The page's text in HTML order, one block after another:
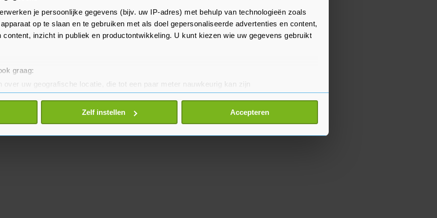
je persoonlijke gegevens (bijv. uw IP-adres) met behulp van technologieën zoals
op te slaan en te gebruiken met als doel gepersonaliseerde advertenties en content,
content, inzicht in publiek en productontwikkeling. U kunt kiezen wie uw gegevens gebruikt
graag:
over uw geografische locatie, die tot een paar meter nauwkeurig kan zijn
door het actief te scannen op specifieke eigenschappen (fingerprinting)
gegevens worden verwerkt en stel uw voorkeuren in het
detailgedeelte
of intrekken in de Cookieverklaring.
Zelf instellen Accepteren
een leeftijd van tussen de
zijn inmiddels uit het
de BBC.